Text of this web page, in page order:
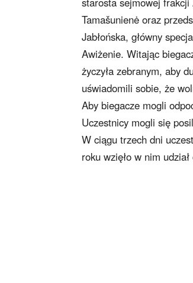
Tamašunienė oraz
Jabłońska, główny
Awiżenie. Witając
życzyła zebranym, aby
uświadomili sobie, że
Aby biegacze mogli
Uczestnicy mogli się
W ciągu trzech dni
roku wzięło w nim